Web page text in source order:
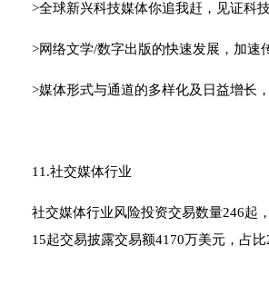
>全球新兴科技媒体你追我赶，见证科
>网络文学/数字出版的快速发展，加速
>媒体形式与通道的多样化及日益增
11.社交媒体行业
社交媒体行业风险投资交易数量246起
15起交易披露交易额4170万美元，占比